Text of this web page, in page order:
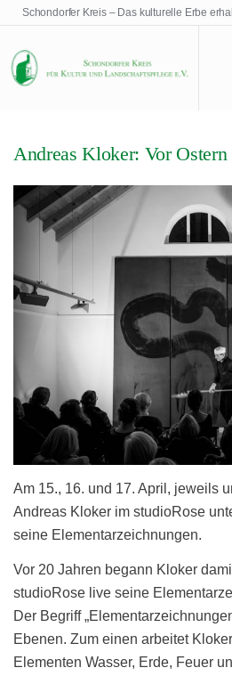
Schondorfer Kreis – Das kulturelle Erbe
Andreas Kloker: Vor Ostern
Am 15., 16. und 17. April, jeweils
Andreas Kloker im studioRose
seine Elementarzeichnungen.
Vor 20 Jahren begann Kloker
studioRose live seine
Der Begriff
Ebenen. Zum einen arbeitet
Elementen Wasser, Erde, Feuer